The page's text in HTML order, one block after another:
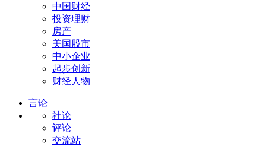
中国财经
投资理财
房产
美国股市
中小企业
起步创新
财经人物
言论
社论
评论
交流站